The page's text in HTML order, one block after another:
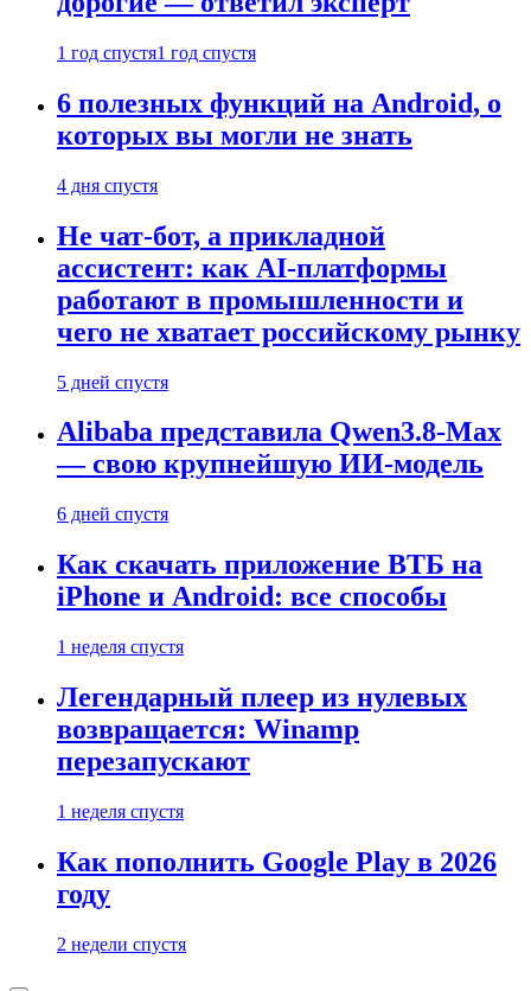
1 год спустя1 год спустя
6 полезных функций на Android, о
которых вы могли не знать
4 дня спустя
Не чат-бот, а прикладной
ассистент: как AI-платформы
работают в промышленности и
чего не хватает российскому рынку
5 дней спустя
Alibaba представила Qwen3.8-Max
— свою крупнейшую ИИ-модель
6 дней спустя
Как скачать приложение ВТБ на
iPhone и Android: все способы
1 неделя спустя
Легендарный плеер из нулевых
возвращается: Winamp
перезапускают
1 неделя спустя
Как пополнить Google Play в 2026
году
2 недели спустя